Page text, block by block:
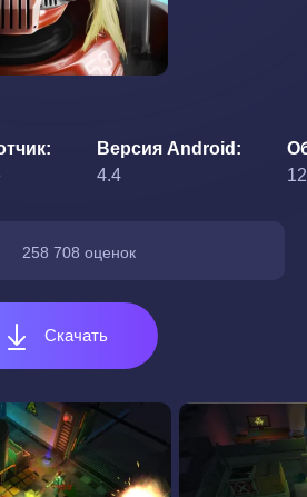
Версия Android
4.4
258 708 оценок
Скачать